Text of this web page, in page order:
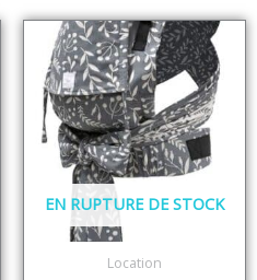
EN RUPTURE DE STOCK
Location